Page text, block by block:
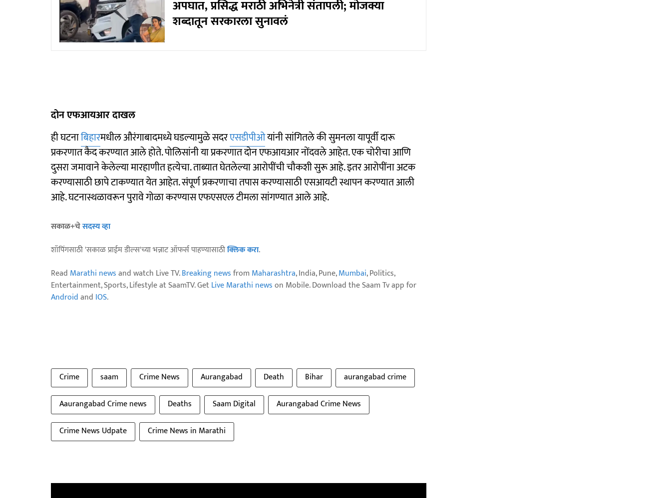
अपघात, प्रसिद्ध मराठी अभिनेत्री संतापली; मोजक्या
शब्दातून सरकारला सुनावलं
दोन एफआयआर दाखल
ही घटनाबिहारमधील औरंगाबादमध्ये घडल्यामुळे सदरएसडीपीओयांनी सांगितले की सुमनला यापूर्वी दारू
प्रकरणात कैद करण्यात आले होते. पोलिसांनी या प्रकरणात दोन एफआयआर नोंदवले आहेत. एक चोरीचा आणि
दुसरा जमावाने केलेल्या मारहाणीत हत्येचा. ताब्यात घेतलेल्या आरोपींची चौकशी सुरू आहे. इतर आरोपींना अटक
करण्यासाठी छापे टाकण्यात येत आहेत. संपूर्ण प्रकरणाचा तपास करण्यासाठी एसआयटी स्थापन करण्यात आली
आहे. घटनास्थळावरून पुरावे गोळा करण्यास एफएसएल टीमला सांगण्यात आले आहे.
सकाळ+चेसदस्य व्हा
शॉपिंगसाठी 'सकाळ प्राईम डील्स'च्या भन्नाट ऑफर्स पाहण्यासाठीक्लिक करा.
Read Marathi newsand watch Live TV.Breaking newsfrom Maharashtra, India, Pune,Mumbai, Politics,
Entertainment, Sports, Lifestyle at SaamTV. GetLive Marathi newson Mobile. Download the Saam Tv app for
Androidand IOS.
Crime saam Crime News Aurangabad Death Bihar
aurangabad crime
Aaurangabad Crime news
Deaths Saam Digital
Aurangabad Crime News
Crime News Udpate
Crime News in Marathi